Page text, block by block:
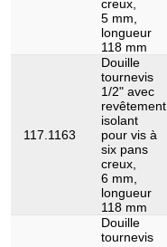
creux,
5 mm,
longueur
118 mm
117.1163
Douille
tournevis
1/2" avec
revêtement
isolant
pour vis à
six pans
creux,
6 mm,
longueur
118 mm
Douille
tournevis